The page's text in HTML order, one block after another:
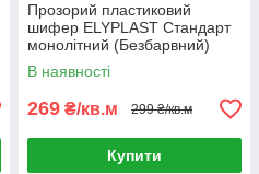
Прозорий пластиковий
шифер ELYPLAST Стандарт
монолітний (Безбарвний)
В наявності
269 ₴/кв.м 299 ₴/кв.м
Купити